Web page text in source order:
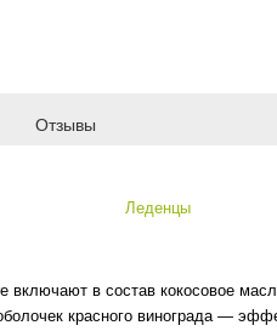
Отзывы
Леденцы
в состав кокосовое
красного винограда —